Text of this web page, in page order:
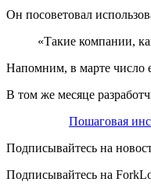
Он посоветовал
«Такие компании,
Напомним, в марте число
В том же месяце
Пошаговая
Подписывайтесь на
Подписывайтесь на